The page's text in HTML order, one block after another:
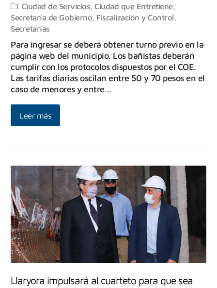
Ciudad de Servicios,Ciudad que Entretiene,
Secretaría de Gobierno, Fiscalización y Control,
Secretarías
Para ingresar se deberá obtener turno previo en la
página web del municipio. Los bañistas deberán
cumplir con los protocolos dispuestos por el COE.
Las tarifas diarias oscilan entre 50 y 70 pesos en el
caso de menores y entre…
Leer más
Llaryora impulsará al cuarteto para que sea